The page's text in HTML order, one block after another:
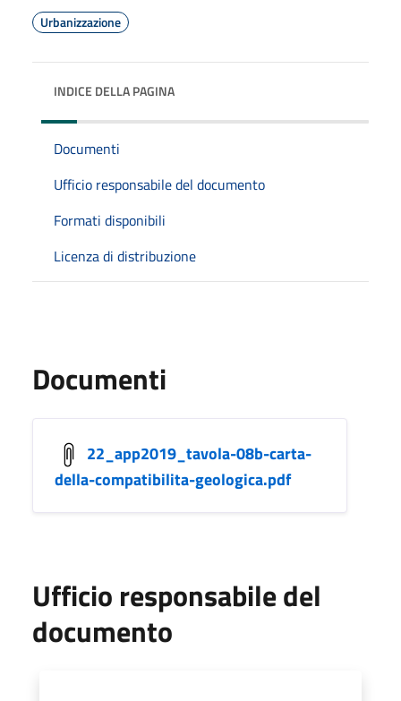
Urbanizzazione
INDICE DELLA PAGINA
Documenti
Ufficio responsabile del documento
Formati disponibili
Licenza di distribuzione
Documenti
22_app2019_tavola-08b-carta-
della-compatibilita-geologica.pdf
Ufficio responsabile del
documento